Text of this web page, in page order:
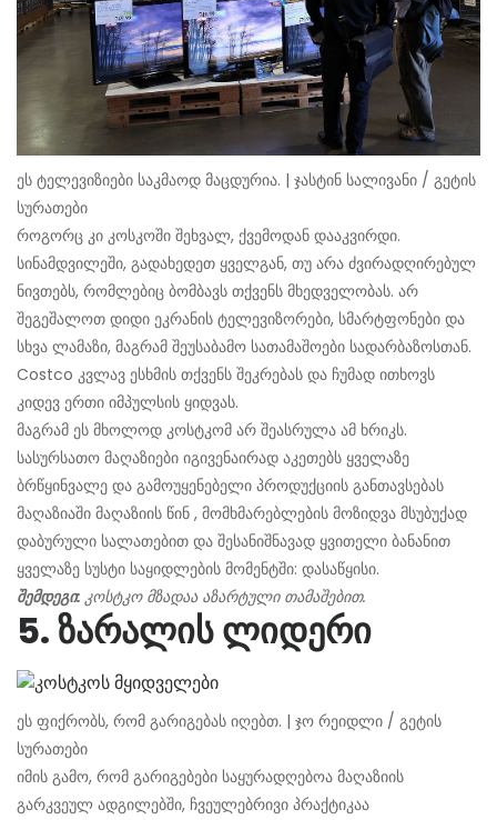
ეს ტელევიზიები საკმაოდ მაცდურია. | ჯასტინ სალივანი / გეტის
სურათები
როგორც კი კოსკოში შეხვალ, ქვემოდან დააკვირდი.
სინამდვილეში, გადახედეთ ყველგან, თუ არა ძვირადღირებულ
ნივთებს, რომლებიც ბომბავს თქვენს მხედველობას. არ
შეგეშალოთ დიდი ეკრანის ტელევიზორები, სმარტფონები და
სხვა ლამაზი, მაგრამ შეუსაბამო სათამაშოები სადარბაზოსთან.
Costco კვლავ ესხმის თქვენს შეკრებას და ჩუმად ითხოვს
კიდევ ერთი იმპულსის ყიდვას.
მაგრამ ეს მხოლოდ კოსტკომ არ შეასრულა ამ ხრიკს.
სასურსათო მაღაზიები იგივენაირად აკეთებს ყველაზე
ბრწყინვალე და გამოუყენებელი პროდუქციის განთავსებას
მაღაზიაში მაღაზიის წინ , მომხმარებლების მოზიდვა მსუბუქად
დაბურული სალათებით და შესანიშნავად ყვითელი ბანანით
ყველაზე სუსტი საყიდლების მომენტში: დასაწყისი.
შემდეგი: კოსტკო მზადაა აზარტული თამაშებით.
5. ზარალის ლიდერი
ეს ფიქრობს, რომ გარიგებას იღებთ. | ჯო რეიდლი / გეტის
სურათები
იმის გამო, რომ გარიგებები საყურადღებოა მაღაზიის
გარკვეულ ადგილებში, ჩვეულებრივი პრაქტიკაა